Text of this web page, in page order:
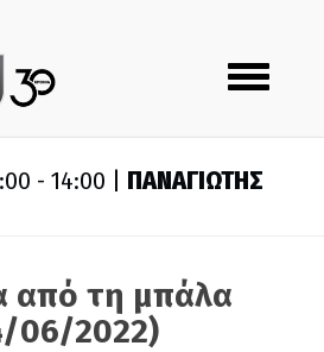
Toggle
navigation
- 14:00 | ΠΑΝΑΓΙΩΤΗΣ
από τη μπάλα
06/2022)